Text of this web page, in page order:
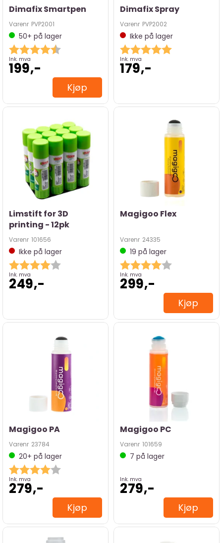
Dimafix Smartpen
Varenr PVP2001
50+ på lager
Karakter:
Ink. mva
199,-
Kjøp
Dimafix Spray
Varenr PVP2002
Ikke på lager
Karakter:
Ink. mva
179,-
Limstift for 3D
printing - 12pk
Varenr 101656
Ikke på lager
Karakter:
Ink. mva
249,-
Magigoo Flex
Varenr 24335
19 på lager
Karakter:
Ink. mva
299,-
Kjøp
Magigoo PA
Varenr 23784
20+ på lager
Karakter:
Ink. mva
279,-
Kjøp
Magigoo PC
Varenr 101659
7 på lager
Ink. mva
279,-
Kjøp